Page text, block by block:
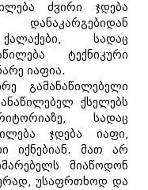
ძვირი ჯდება
სადაც
ტექნიკური
იაფია.
გამანაწილებელი
ქსელებს
სადაც
ჯდება იაფი,
იქნებიან. მათ არ
მიაწოდონ
უსაფრთხოდ და